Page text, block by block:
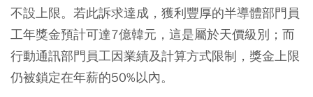
不設上限。若此訴求達成，獲利豐厚的半導體部門員
工年獎金預計可達7億韓元，這是屬於天價級別；而
行動通訊部門員工因業績及計算方式限制，獎金上限
仍被鎖定在年薪的50%以內。